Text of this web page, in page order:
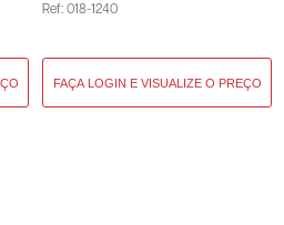
Ref: 018-1240